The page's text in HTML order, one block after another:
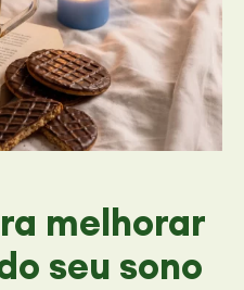
melhorar
seu sono